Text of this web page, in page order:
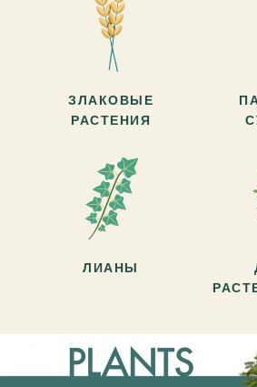
ЗЛАКОВЫЕ
РАСТЕНИЯ
ЛИАНЫ